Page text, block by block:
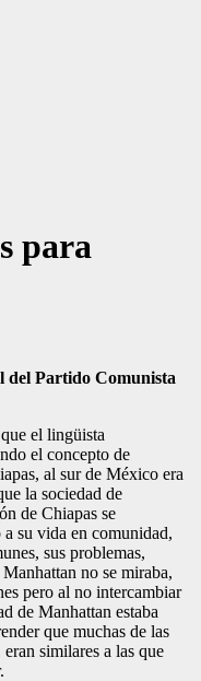
para
del Partido Comunista
el lingüista
el concepto de
al sur de México era
la sociedad de
de Chiapas se
su vida en comunidad,
sus problemas,
no se miraba,
pero al no intercambiar
de Manhattan estaba
que muchas de las
similares a las que